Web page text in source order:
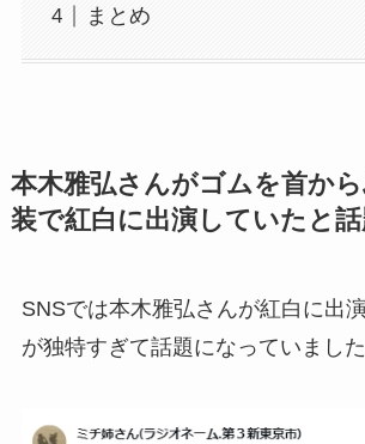
まとめ
本木雅弘さんがゴムを首か
装で紅白に出演していたと話
SNSでは本木雅弘さんが紅白に出
が独特すぎて話題になっていました